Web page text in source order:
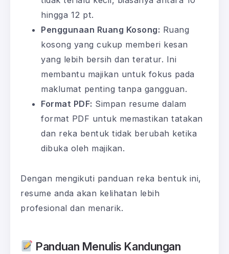
hingga 12 pt.
Penggunaan Ruang Kosong: Ruang
kosong yang cukup memberi kesan
yang lebih bersih dan teratur. Ini
membantu majikan untuk fokus pada
maklumat penting tanpa gangguan.
Format PDF: Simpan resume dalam
format PDF untuk memastikan tatakan
dan reka bentuk tidak berubah ketika
dibuka oleh majikan.
Dengan mengikuti panduan reka bentuk ini,
resume anda akan kelihatan lebih
profesional dan menarik.
Panduan Menulis Kandungan